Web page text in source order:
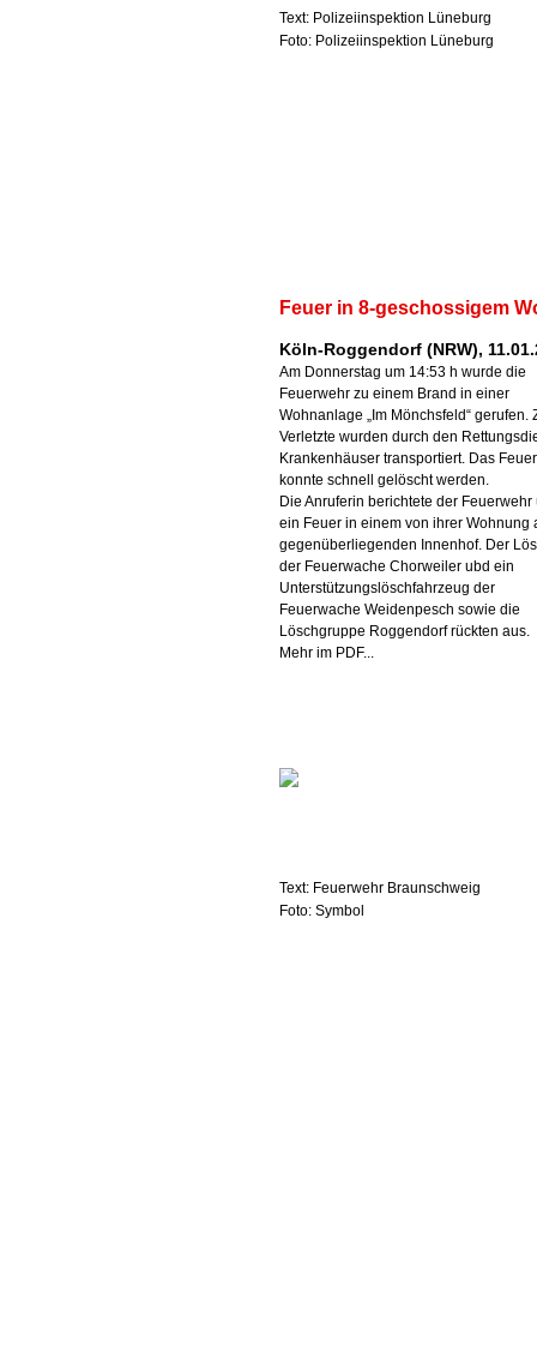
Text: Polizeiinspektion Lüneburg
Foto: Polizeiinspektion Lüneburg
Feuer in 8-geschossigem
Köln-Roggendorf (NRW),
Am Donnerstag um 14:53 h wurde die
Feuerwehr zu einem Brand in einer
Wohnanlage „Im Mönchsfeld“ gerufen.
Verletzte wurden durch den
Krankenhäuser transportiert. Das Feuer
konnte schnell gelöscht werden.
Die Anruferin berichtete der Feuerwehr
ein Feuer in einem von ihrer Wohnung
gegenüberliegenden Innenhof. Der
der Feuerwache Chorweiler ubd ein
Unterstützungslöschfahrzeug der
Feuerwache Weidenpesch sowie die
Löschgruppe Roggendorf rückten aus.
Mehr im PDF...
Text: Feuerwehr Braunschweig
Foto: Symbol